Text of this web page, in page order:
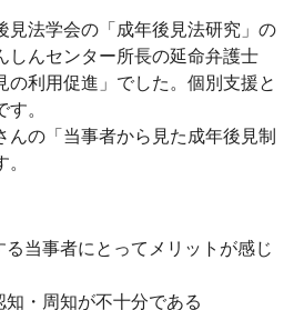
見法学会の「成年後見法研究」の
しんセンター所長の延命弁護士
の利用促進」でした。個別支援と
。
の「当事者から見た成年後見制
当事者にとってメリットが感じ
・周知が不十分である